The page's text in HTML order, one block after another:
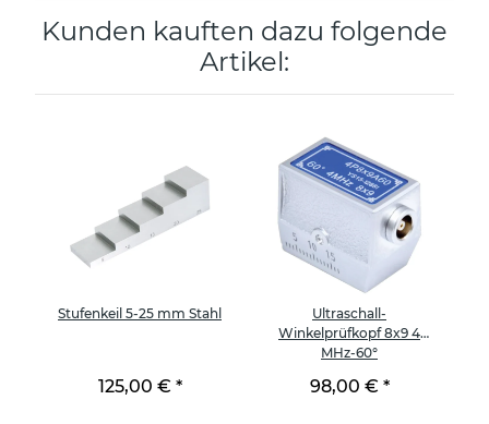
Kunden kauften dazu folgende
Artikel:
Stufenkeil 5-25 mm Stahl
125,00 € *
Ultraschall-
Winkelprüfkopf 8x9 4
MHz-60°
98,00 € *